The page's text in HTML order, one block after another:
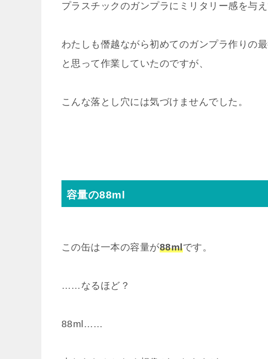
プラスチックのガンプラにミリタリー感を与
わたしも僭越ながら初めてのガンプラ作りの
と思って作業していたのですが、
こんな落とし穴には気づけませんでした。
容量の88ml
この缶は一本の容量が88mlです。
……なるほど？
88ml……